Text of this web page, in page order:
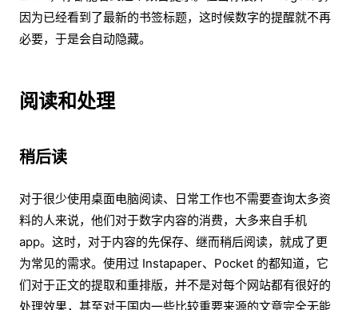
因为已经看到了最新的书签标题，这时候数字的提醒就不再
必要，于是会自动隐藏。
阅读和处理
稍后读
对于很少使用桌面电脑阅读、日常工作也不需要查询太多资
料的人来说，他们对于数字内容的消费，大多来自手机
app。这时，对于内容的先保存、继而稍后阅读，就成了更
为常见的需求。使用过 Instapaper、Pocket 的都知道，它
们对于正文的提取和重排版，并不是对每个网站都有很好的
处理效果，甚至对于国内一些比较重要来源的文章完全无能